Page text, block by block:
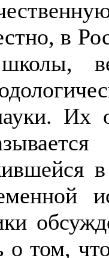
в
Их
о том,